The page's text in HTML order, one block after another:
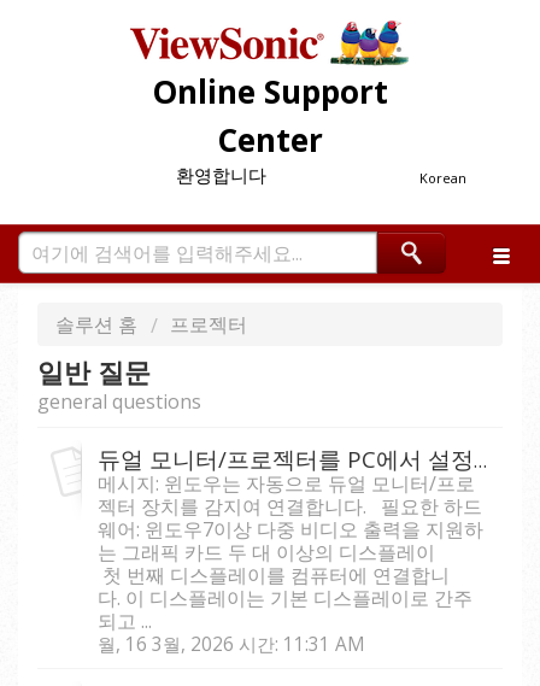
Online Support
Center
Korean
환영합니다
솔루션 홈 프로젝터
일반 질문
general questions
듀얼 모니터/프로젝터를 PC에서 설정 방범은?
메시지: 윈도우는 자동으로 듀얼 모니터/프로
젝터 장치를 감지여 연결합니다. 필요한 하드
웨어: 윈도우7이상 다중 비디오 출력을 지원하
는 그래픽 카드 두 대 이상의 디스플레이
첫 번째 디스플레이를 컴퓨터에 연결합니
다. 이 디스플레이는 기본 디스플레이로 간주
되고 ...
월, 16 3월, 2026 시간: 11:31 AM